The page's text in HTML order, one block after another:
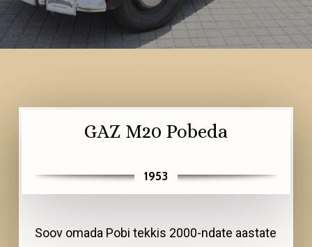
GAZ M20 Pobeda
1953
Soov omada Pobi tekkis 2000-ndate aastate